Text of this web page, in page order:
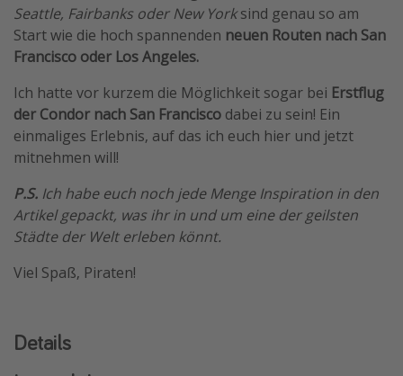
Bahnreisen in der Schweiz
Reisepassfreie Reiseziele
Travel Know How
Silvesterreisen
Last Minute Urlaub Mallorca
Seattle, Fairbanks oder New Yorksind genau so am
Start wie die hoch spannenden neuen Routen nach San
Francisco oder Los Angeles.
Ich hatte vor kurzem die Möglichkeit sogar bei Erstflug
der Condor nach San Francisco dabei zu sein! Ein
einmaliges Erlebnis, auf das ich euch hier und jetzt
mitnehmen will!
P.S. Ich habe euch noch jede Menge Inspiration in den
Artikel gepackt, was ihr in und um eine der geilsten
Städte der Welt erleben könnt.
Viel Spaß, Piraten!
Details